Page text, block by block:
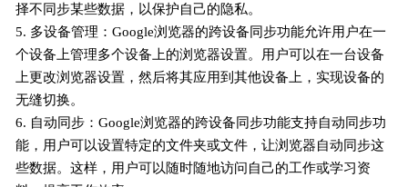
择不同步某些数据，以保护自己的隐私。
5. 多设备管理：Google浏览器的跨设备同步功能允许用户在一
个设备上管理多个设备上的浏览器设置。用户可以在一台设备
上更改浏览器设置，然后将其应用到其他设备上，实现设备的
无缝切换。
6. 自动同步：Google浏览器的跨设备同步功能支持自动同步功
能，用户可以设置特定的文件夹或文件，让浏览器自动同步这
些数据。这样，用户可以随时随地访问自己的工作或学习资